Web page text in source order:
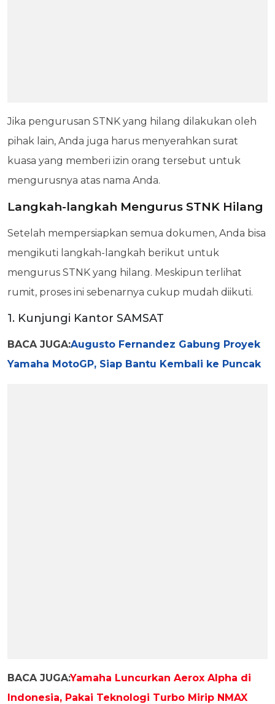
Jika pengurusan STNK yang hilang dilakukan oleh
pihak lain, Anda juga harus menyerahkan surat
kuasa yang memberi izin orang tersebut untuk
mengurusnya atas nama Anda.
Langkah-langkah Mengurus STNK Hilang
Setelah mempersiapkan semua dokumen, Anda bisa
mengikuti langkah-langkah berikut untuk
mengurus STNK yang hilang. Meskipun terlihat
rumit, proses ini sebenarnya cukup mudah diikuti.
1. Kunjungi Kantor SAMSAT
BACA JUGA:Augusto Fernandez Gabung Proyek
Yamaha MotoGP, Siap Bantu Kembali ke Puncak
BACA JUGA:Yamaha Luncurkan Aerox Alpha di
Indonesia, Pakai Teknologi Turbo Mirip NMAX